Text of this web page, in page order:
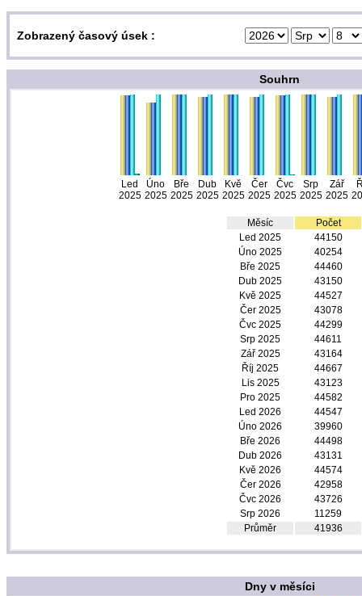
Zobrazený časový úsek :
Souhrn
Led
2025
Úno
2025
Bře
2025
Dub
2025
Kvě
2025
Čer
2025
Čvc
2025
Srp
2025
Zář
2025
Měsíc
Počet
Led 2025
44150
Úno 2025
40254
Bře 2025
44460
Dub 2025
43150
Kvě 2025
44527
Čer 2025
43078
Čvc 2025
44299
Srp 2025
44611
Zář 2025
43164
Říj 2025
44667
Lis 2025
43123
Pro 2025
44582
Led 2026
44547
Úno 2026
39960
Bře 2026
44498
Dub 2026
43131
Kvě 2026
44574
Čer 2026
42958
Čvc 2026
43726
Srp 2026
11259
Průměr
41936
Dny v měsíci